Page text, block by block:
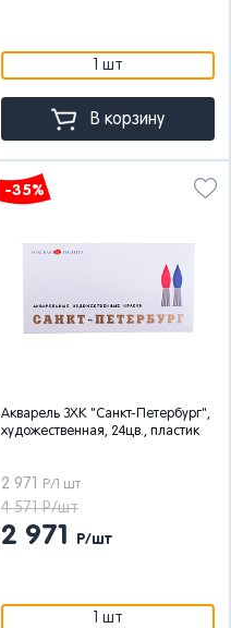
1 шт
В корзину
-35%
Акварель ЗХК "Санкт-Петербург",
художественная, 24цв., пластик
2 971 Р/1 шт
4 571 Р/шт
2 971 Р/шт
1 шт